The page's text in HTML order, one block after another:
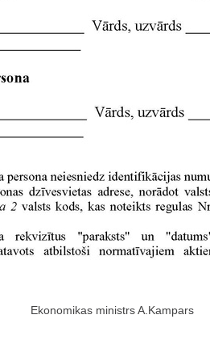
Ekonomikas ministrs A.Kampars